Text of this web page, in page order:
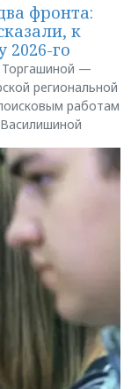
фронта:
к
2026-го
Торгашиной —
региональной
работам